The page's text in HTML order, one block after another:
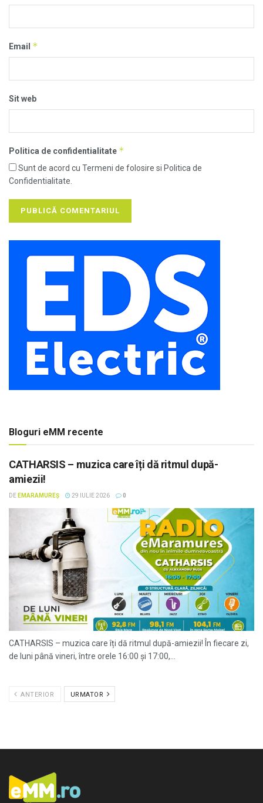
Email *
Sit web
Politica de confidentialitate *
Sunt de acord cu Termeni de folosire si Politica de
Confidentialitate.
Bloguri eMM recente
CATHARSIS – muzica care îți dă ritmul după-
amiezii!
DE EMARAMUREȘ 29 IULIE 2026 0
CATHARSIS – muzica care îți dă ritmul după-amiezii! În fiecare zi,
de luni până vineri, între orele 16:00 și 17:00,...
ANTERIOR URMATOR